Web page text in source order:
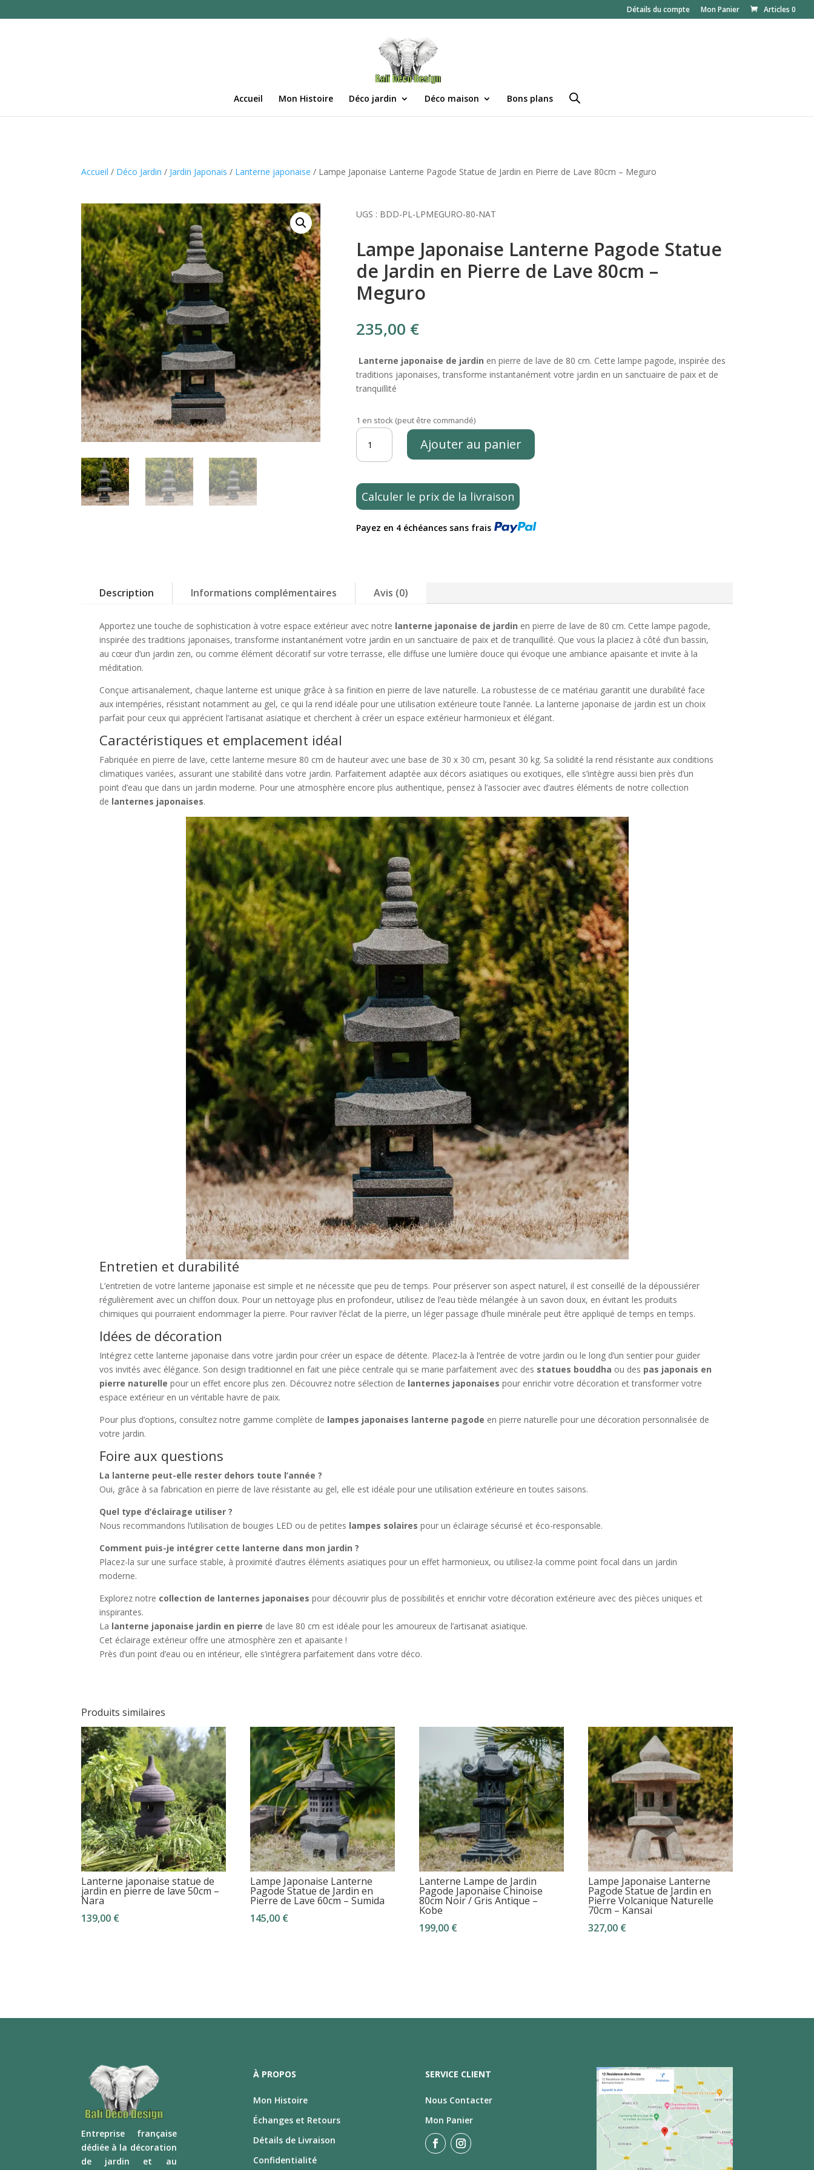
Détails du compte Mon Panier Articles 0
Accueil Mon Histoire Déco jardin Déco maison Bons plans
Accueil / Déco Jardin / Jardin Japonais / Lanterne japonaise / Lampe Japonaise Lanterne Pagode Statue de Jardin en Pierre de Lave 80cm – Meguro
UGS : BDD-PL-LPMEGURO-80-NAT
Lampe Japonaise Lanterne Pagode Statue
de Jardin en Pierre de Lave 80cm –
Meguro
235,00 €
Lanterne japonaise de jardin en pierre de lave de 80 cm. Cette lampe pagode, inspirée des
traditions japonaises, transforme instantanément votre jardin en un sanctuaire de paix et de
tranquillité
1 en stock (peut être commandé)
quantité
Lampe
Lanterne
Pagode
de
–
Meguro
Ajouter au panier
Calculer le prix de la livraison
Payez en 4 échéances sans frais
Description Informations complémentaires Avis (0)
Apportez une touche de sophistication à votre espace extérieur avec notre lanterne japonaise de jardin en pierre de lave de 80 cm. Cette lampe pagode,
inspirée des traditions japonaises, transforme instantanément votre jardin en un sanctuaire de paix et de tranquillité. Que vous la placiez à côté d’un bassin,
au cœur d’un jardin zen, ou comme élément décoratif sur votre terrasse, elle diffuse une lumière douce qui évoque une ambiance apaisante et invite à la
méditation.
Conçue artisanalement, chaque lanterne est unique grâce à sa finition en pierre de lave naturelle. La robustesse de ce matériau garantit une durabilité face
aux intempéries, résistant notamment au gel, ce qui la rend idéale pour une utilisation extérieure toute l’année. La lanterne japonaise de jardin est un choix
parfait pour ceux qui apprécient l’artisanat asiatique et cherchent à créer un espace extérieur harmonieux et élégant.
Caractéristiques et emplacement idéal
Fabriquée en pierre de lave, cette lanterne mesure 80 cm de hauteur avec une base de 30 x 30 cm, pesant 30 kg. Sa solidité la rend résistante aux conditions
climatiques variées, assurant une stabilité dans votre jardin. Parfaitement adaptée aux décors asiatiques ou exotiques, elle s’intègre aussi bien près d’un
point d’eau que dans un jardin moderne. Pour une atmosphère encore plus authentique, pensez à l’associer avec d’autres éléments de notre collection
de lanternes japonaises.
Entretien et durabilité
L’entretien de votre lanterne japonaise est simple et ne nécessite que peu de temps. Pour préserver son aspect naturel, il est conseillé de la dépoussiérer
régulièrement avec un chiffon doux. Pour un nettoyage plus en profondeur, utilisez de l’eau tiède mélangée à un savon doux, en évitant les produits
chimiques qui pourraient endommager la pierre. Pour raviver l’éclat de la pierre, un léger passage d’huile minérale peut être appliqué de temps en temps.
Idées de décoration
Intégrez cette lanterne japonaise dans votre jardin pour créer un espace de détente. Placez-la à l’entrée de votre jardin ou le long d’un sentier pour guider
vos invités avec élégance. Son design traditionnel en fait une pièce centrale qui se marie parfaitement avec des statues bouddha ou des pas japonais en
pierre naturelle pour un effet encore plus zen. Découvrez notre sélection de lanternes japonaises pour enrichir votre décoration et transformer votre
espace extérieur en un véritable havre de paix.
Pour plus d’options, consultez notre gamme complète de lampes japonaises lanterne pagode en pierre naturelle pour une décoration personnalisée de
votre jardin.
Foire aux questions
La lanterne peut-elle rester dehors toute l’année ?
Oui, grâce à sa fabrication en pierre de lave résistante au gel, elle est idéale pour une utilisation extérieure en toutes saisons.
Quel type d’éclairage utiliser ?
Nous recommandons l’utilisation de bougies LED ou de petites lampes solaires pour un éclairage sécurisé et éco-responsable.
Comment puis-je intégrer cette lanterne dans mon jardin ?
Placez-la sur une surface stable, à proximité d’autres éléments asiatiques pour un effet harmonieux, ou utilisez-la comme point focal dans un jardin
moderne.
Explorez notre collection de lanternes japonaises pour découvrir plus de possibilités et enrichir votre décoration extérieure avec des pièces uniques et
inspirantes.
La lanterne japonaise jardin en pierre de lave 80 cm est idéale pour les amoureux de l’artisanat asiatique.
Cet éclairage extérieur offre une atmosphère zen et apaisante !
Près d’un point d’eau ou en intérieur, elle s’intégrera parfaitement dans votre déco.
Produits similaires
Lanterne japonaise statue de
jardin en pierre de lave 50cm –
Nara
139,00 €
Lampe Japonaise Lanterne
Pagode Statue de Jardin en
Pierre de Lave 60cm – Sumida
145,00 €
Lanterne Lampe de Jardin
Pagode Japonaise Chinoise
80cm Noir / Gris Antique –
Kobe
199,00 €
Lampe Japonaise Lanterne
Pagode Statue de Jardin en
Pierre Volcanique Naturelle
70cm – Kansai
327,00 €
Entreprise française
dédiée à la décoration
de jardin et au
À PROPOS
Mon Histoire
Échanges et Retours
Détails de Livraison
Confidentialité
SERVICE CLIENT
Nous Contacter
Mon Panier